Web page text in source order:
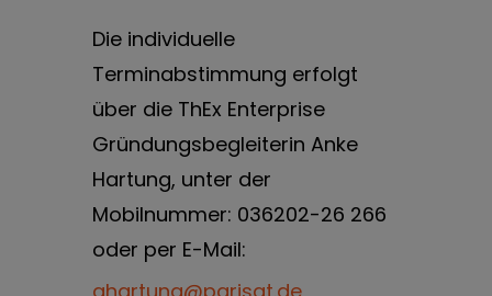
Die individuelle
Terminabstimmung erfolgt
über die ThEx Enterprise
Gründungsbegleiterin Anke
Hartung, unter der
Mobilnummer: 036202-26 266
oder per E-Mail: